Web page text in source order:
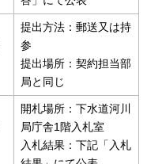
提出方法：郵送又は持
参
提出場所：契約担当部
局と同じ
開札場所：下水道河川
局庁舎1階入札室
入札結果：下記「入札